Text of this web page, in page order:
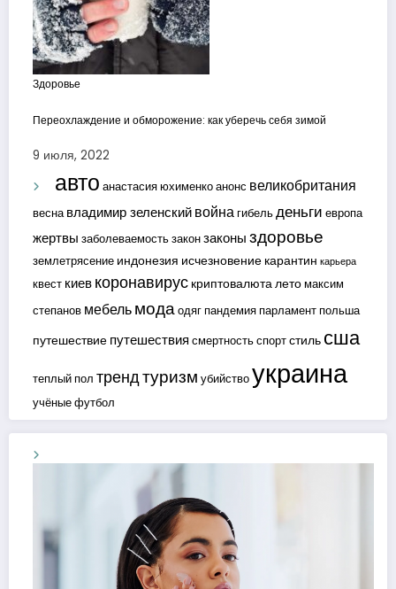
Здоровье
Переохлаждение и обморожение: как уберечь себя зимой
9 июля, 2022
авто анастасия юхименкоанонс великобритания
весна владимир зеленскийвойнагибельденьги европа
жертвы заболеваемостьзаконзаконыздоровье
землетрясение индонезия исчезновение карантин карьера
квест киевкоронавирус криптовалюталетомаксим
степанов мебельмодаодягпандемияпарламентпольша
путешествие путешествия смертностьспортстиль сша
теплый пол трендтуризм убийствоукраина
учёныефутбол